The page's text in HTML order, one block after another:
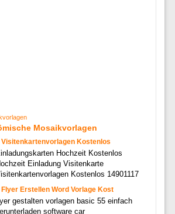
Mosaikvorlagen
Visitenkartenvorlagen Kostenlos
Hochzeit Kostenlos
Einladung Visitenkarte
Kostenlos 14901117
Flyer Erstellen Word Vorlage Kost
gestalten vorlagen basic 55 einfach
software car